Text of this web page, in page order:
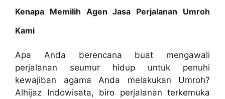
Kenapa Memilih Agen Jasa Perjalanan Umroh
Kami
Apa Anda berencana buat mengawali
perjalanan seumur hidup untuk penuhi
kewajiban agama Anda melakukan Umroh?
Alhijaz Indowisata, biro perjalanan terkemuka